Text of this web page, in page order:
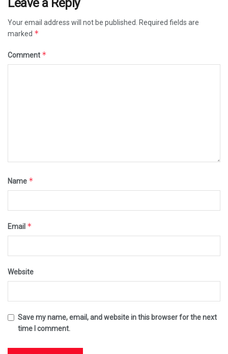
Leave a Reply
Your email address will not be published.
Required fields are
marked *
Comment *
Name *
Email *
Website
Save my name, email, and website in this browser for the next
time I comment.